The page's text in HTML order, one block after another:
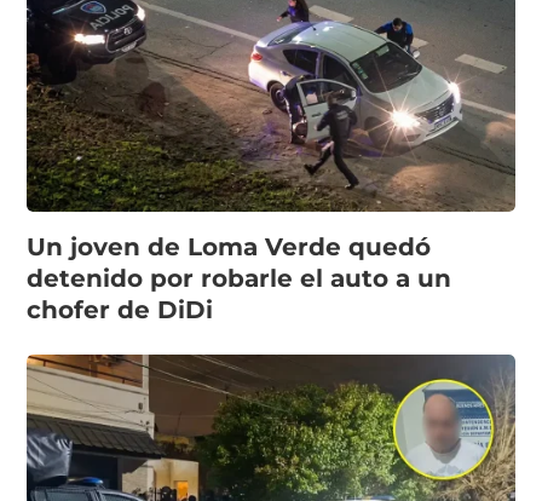
Un joven de Loma Verde quedó
detenido por robarle el auto a un
chofer de DiDi